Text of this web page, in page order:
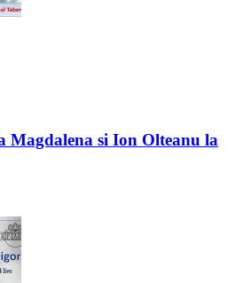
Magdalena si Ion Olteanu la